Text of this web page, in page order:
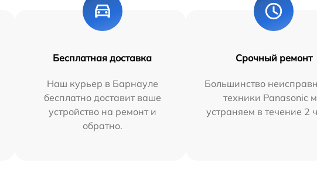
Бесплатная доставка
Наш курьер в Барнауле
бесплатно доставит ваше
устройство на ремонт и
обратно.
Срочный ремонт
Большинство
техники Panasonic
устраняем в течение 2